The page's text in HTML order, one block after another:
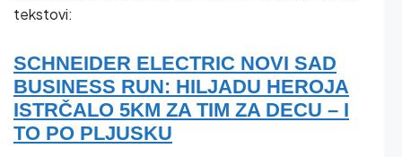
tekstovi:
SCHNEIDER ELECTRIC NOVI SAD
BUSINESS RUN: HILJADU HEROJA
ISTRČALO 5KM ZA TIM ZA DECU – I
TO PO PLJUSKU